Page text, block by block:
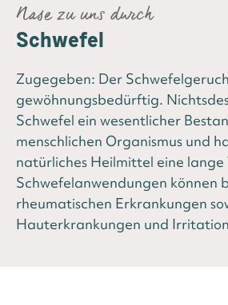
Nase zu uns durch
Schwefel
Zugegeben: Der
gewöhnungsbedürftig.
Schwefel ein wesentlicher
menschlichen Organismus und
natürliches Heilmittel eine
Schwefelanwendungen können
rheumatischen Erkrankungen
Hauterkrankungen und